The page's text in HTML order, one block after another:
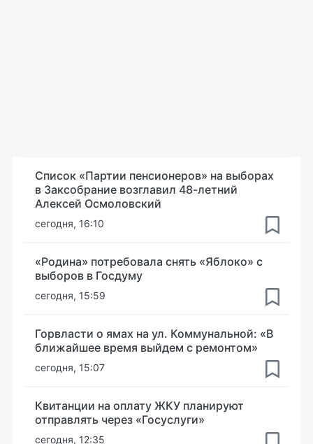
Список «Партии пенсионеров» на выборах
в Заксобрание возглавил 48-летний
Алексей Осмоловский
сегодня, 16:10
«Родина» потребовала снять «Яблоко» с
выборов в Госдуму
сегодня, 15:59
Горвласти о ямах на ул. Коммунальной: «В
ближайшее время выйдем с ремонтом»
сегодня, 15:07
Квитанции на оплату ЖКУ планируют
отправлять через «Госуслуги»
сегодня, 12:35